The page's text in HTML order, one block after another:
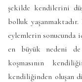
şekilde kendilerini
bolluk yaşanmaktadır.
eylemlerin sonucunda
en büyük nedeni
koşmasının
kendiliğinden oluşan